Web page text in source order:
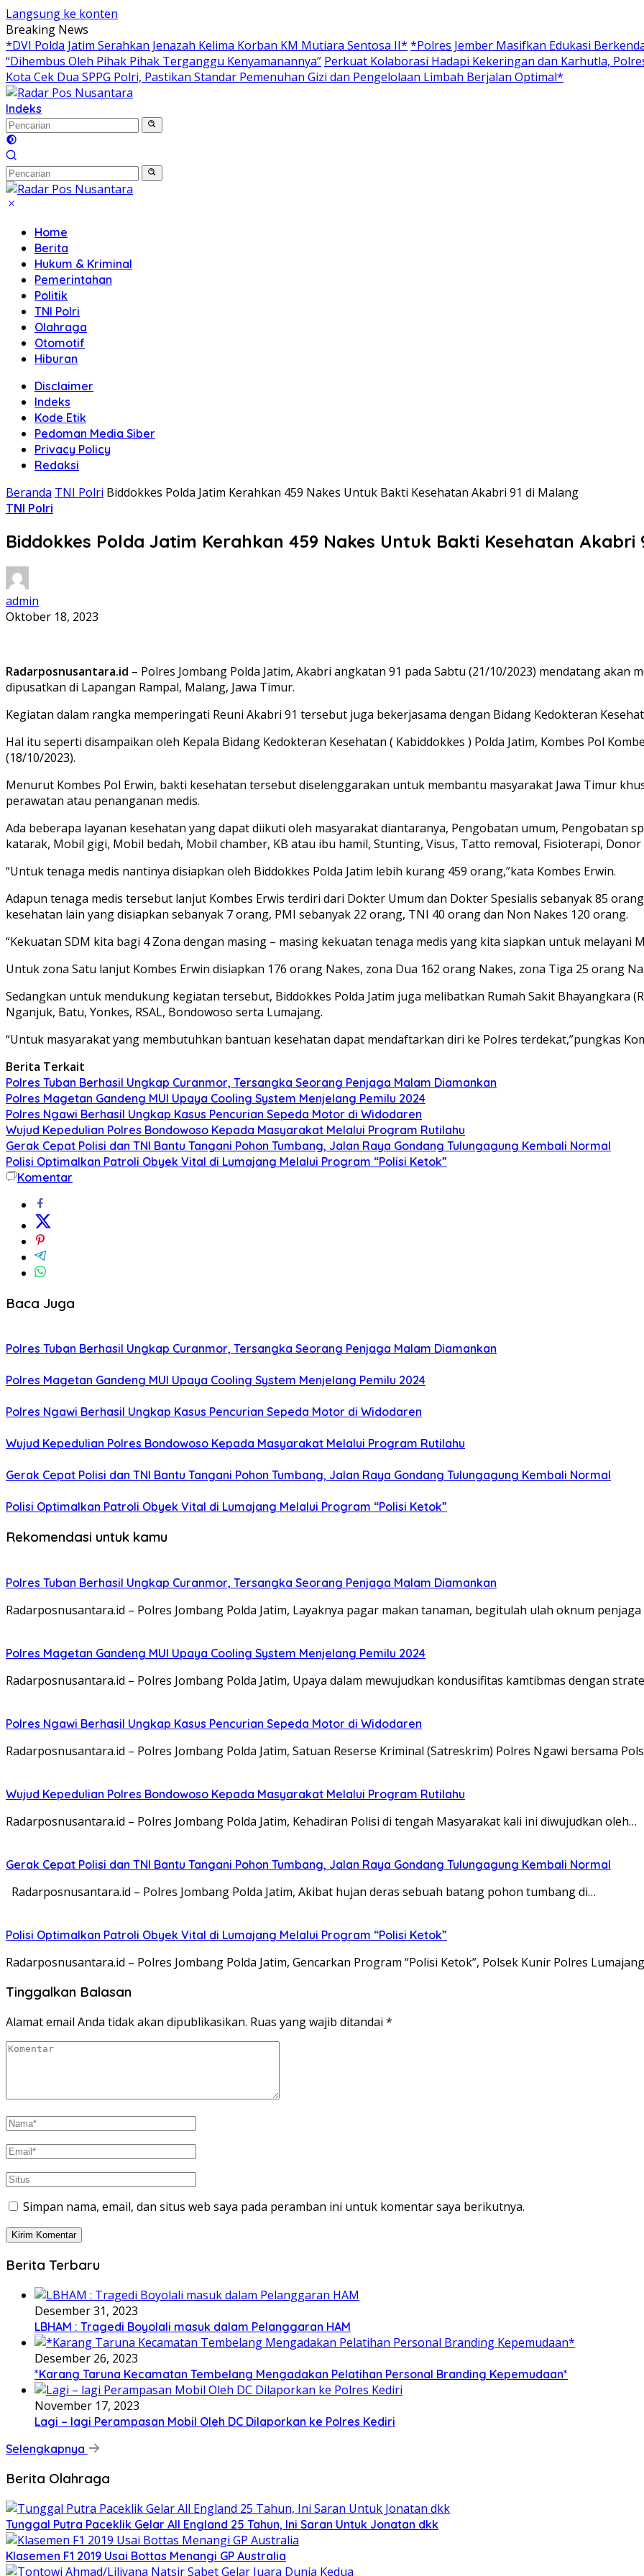
Langsung ke konten
Breaking News
*DVI Polda Jatim Serahkan Jenazah Kelima Korban KM Mutiara Sentosa II* *Polres Jember Masifkan Edukasi
“Dihembus Oleh Pihak Pihak Terganggu Kenyamanannya” Perkuat Kolaborasi Hadapi Kekeringan dan Karhutla,
Kota Cek Dua SPPG Polri, Pastikan Standar Pemenuhan Gizi dan Pengelolaan Limbah Berjalan Optimal*
Indeks
Home
Berita
Hukum & Kriminal
Pemerintahan
Politik
TNI Polri
Olahraga
Otomotif
Hiburan
Disclaimer
Indeks
Kode Etik
Pedoman Media Siber
Privacy Policy
Redaksi
Beranda TNI Polri Biddokkes Polda Jatim Kerahkan 459 Nakes Untuk Bakti Kesehatan Akabri 91 di Malang
TNI Polri
Biddokkes Polda Jatim Kerahkan 459 Nakes Untuk Bakti Kesehatan Akabri
admin
Oktober 18, 2023
Radarposnusantara.id – Polres Jombang Polda Jatim, Akabri angkatan 91 pada Sabtu (21/10/2023) mendatang
dipusatkan di Lapangan Rampal, Malang, Jawa Timur.
Kegiatan dalam rangka memperingati Reuni Akabri 91 tersebut juga bekerjasama dengan Bidang Kedokteran
Hal itu seperti disampaikan oleh Kepala Bidang Kedokteran Kesehatan ( Kabiddokkes ) Polda Jatim, Kombes Pol
(18/10/2023).
Menurut Kombes Pol Erwin, bakti kesehatan tersebut diselenggarakan untuk membantu masyarakat Jawa Timur
perawatan atau penanganan medis.
Ada beberapa layanan kesehatan yang dapat diikuti oleh masyarakat diantaranya, Pengobatan umum, Pengobatan
katarak, Mobil gigi, Mobil bedah, Mobil chamber, KB atau ibu hamil, Stunting, Visus, Tatto removal, Fisioterapi,
“Untuk tenaga medis nantinya disiapkan oleh Biddokkes Polda Jatim lebih kurang 459 orang,”kata Kombes Erwin.
Adapun tenaga medis tersebut lanjut Kombes Erwis terdiri dari Dokter Umum dan Dokter Spesialis sebanyak 85
kesehatan lain yang disiapkan sebanyak 7 orang, PMI sebanyak 22 orang, TNI 40 orang dan Non Nakes 120 orang.
“Kekuatan SDM kita bagi 4 Zona dengan masing – masing kekuatan tenaga medis yang kita siapkan untuk melayani
Untuk zona Satu lanjut Kombes Erwin disiapkan 176 orang Nakes, zona Dua 162 orang Nakes, zona Tiga 25 orang
Sedangkan untuk mendukung kegiatan tersebut, Biddokkes Polda Jatim juga melibatkan Rumah Sakit Bhayangkara
Nganjuk, Batu, Yonkes, RSAL, Bondowoso serta Lumajang.
“Untuk masyarakat yang membutuhkan bantuan kesehatan dapat mendaftarkan diri ke Polres terdekat,”pungkas
Berita Terkait
Polres Tuban Berhasil Ungkap Curanmor, Tersangka Seorang Penjaga Malam Diamankan
Polres Magetan Gandeng MUI Upaya Cooling System Menjelang Pemilu 2024
Polres Ngawi Berhasil Ungkap Kasus Pencurian Sepeda Motor di Widodaren
Wujud Kepedulian Polres Bondowoso Kepada Masyarakat Melalui Program Rutilahu
Gerak Cepat Polisi dan TNI Bantu Tangani Pohon Tumbang, Jalan Raya Gondang Tulungagung Kembali Normal
Polisi Optimalkan Patroli Obyek Vital di Lumajang Melalui Program “Polisi Ketok”
Komentar
Baca Juga
Polres Tuban Berhasil Ungkap Curanmor, Tersangka Seorang Penjaga Malam Diamankan
Polres Magetan Gandeng MUI Upaya Cooling System Menjelang Pemilu 2024
Polres Ngawi Berhasil Ungkap Kasus Pencurian Sepeda Motor di Widodaren
Wujud Kepedulian Polres Bondowoso Kepada Masyarakat Melalui Program Rutilahu
Gerak Cepat Polisi dan TNI Bantu Tangani Pohon Tumbang, Jalan Raya Gondang Tulungagung Kembali Normal
Polisi Optimalkan Patroli Obyek Vital di Lumajang Melalui Program “Polisi Ketok”
Rekomendasi untuk kamu
Polres Tuban Berhasil Ungkap Curanmor, Tersangka Seorang Penjaga Malam Diamankan
Radarposnusantara.id – Polres Jombang Polda Jatim, Layaknya pagar makan tanaman, begitulah ulah oknum
Polres Magetan Gandeng MUI Upaya Cooling System Menjelang Pemilu 2024
Radarposnusantara.id – Polres Jombang Polda Jatim, Upaya dalam mewujudkan kondusifitas kamtibmas dengan
Polres Ngawi Berhasil Ungkap Kasus Pencurian Sepeda Motor di Widodaren
Radarposnusantara.id – Polres Jombang Polda Jatim, Satuan Reserse Kriminal (Satreskrim) Polres Ngawi bersama
Wujud Kepedulian Polres Bondowoso Kepada Masyarakat Melalui Program Rutilahu
Radarposnusantara.id – Polres Jombang Polda Jatim, Kehadiran Polisi di tengah Masyarakat kali ini diwujudkan oleh…
Gerak Cepat Polisi dan TNI Bantu Tangani Pohon Tumbang, Jalan Raya Gondang Tulungagung Kembali Normal
Radarposnusantara.id – Polres Jombang Polda Jatim, Akibat hujan deras sebuah batang pohon tumbang di…
Polisi Optimalkan Patroli Obyek Vital di Lumajang Melalui Program “Polisi Ketok”
Radarposnusantara.id – Polres Jombang Polda Jatim, Gencarkan Program “Polisi Ketok”, Polsek Kunir Polres
Tinggalkan Balasan
Alamat email Anda tidak akan dipublikasikan. Ruas yang wajib ditandai *
Simpan nama, email, dan situs web saya pada peramban ini untuk komentar saya berikutnya.
Berita Terbaru
Desember 31, 2023
LBHAM : Tragedi Boyolali masuk dalam Pelanggaran HAM
Desember 26, 2023
*Karang Taruna Kecamatan Tembelang Mengadakan Pelatihan Personal Branding Kepemudaan*
November 17, 2023
Lagi – lagi Perampasan Mobil Oleh DC Dilaporkan ke Polres Kediri
Selengkapnya
Berita Olahraga
Tunggal Putra Paceklik Gelar All England 25 Tahun, Ini Saran Untuk Jonatan dkk
Klasemen F1 2019 Usai Bottas Menangi GP Australia